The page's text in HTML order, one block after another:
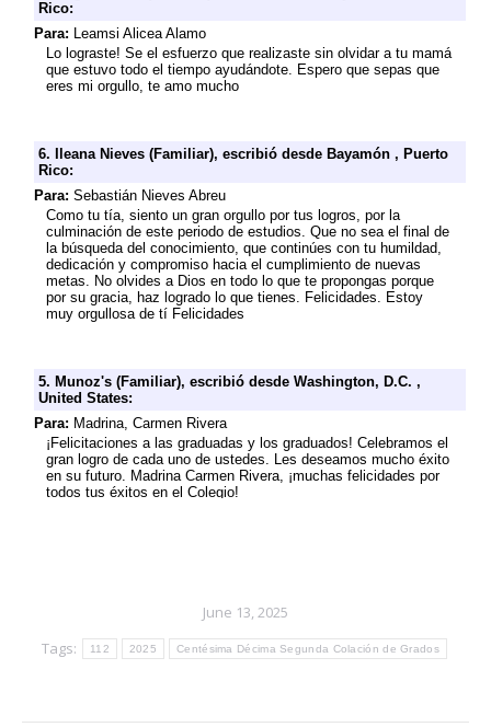
June 13, 2025
Tags:
112 2025 Centésima Décima Segunda Colación de Grados